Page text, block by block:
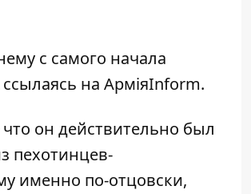
с самого начала
ссылаясь на АрміяInform.
он действительно был
пехотинцев-
именно по-отцовски,